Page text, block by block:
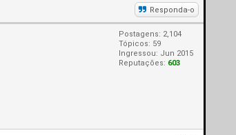
Responda-o
Postagens: 2,104
Tópicos: 59
Ingressou: Jun 2015
Reputações: 603